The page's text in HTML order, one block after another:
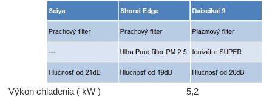
Výkon chladenia ( kW )
5,2